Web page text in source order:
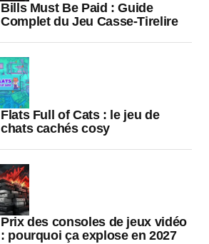
Bills Must Be Paid : Guide
Complet du Jeu Casse-Tirelire
Flats Full of Cats : le jeu de
chats cachés cosy
Prix des consoles de jeux vidéo
: pourquoi ça explose en 2027